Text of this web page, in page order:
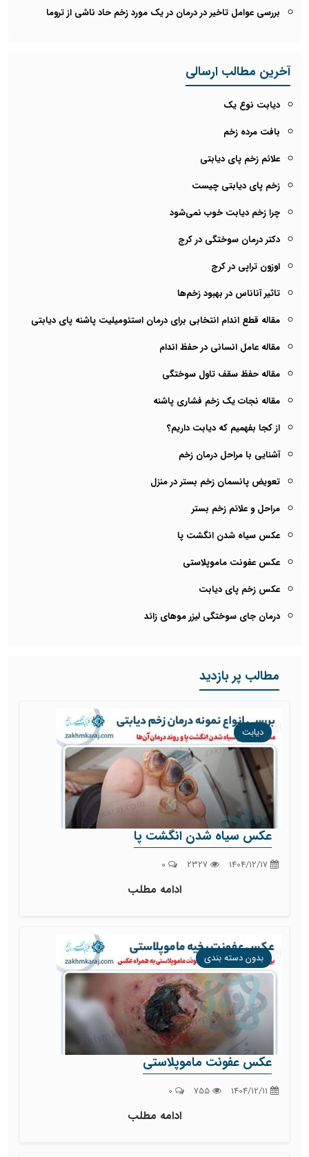
بررسی عوامل تاخیر در درمان در یک مورد زخم حاد ناشی از تروما
آخرین مطالب ارسالی
دیابت نوع یک
بافت مرده زخم
علائم زخم پای دیابتی
زخم پای دیابتی چیست
چرا زخم دیابت خوب نمی‌شود
دکتر درمان سوختگی در کرج
اوزون تراپی در کرج
تاثیر آناناس در بهبود زخم‌ها
مقاله قطع اندام انتخابی برای درمان استئومیلیت پاشنه پای دیابتی
مقاله عامل انسانی در حفظ اندام
مقاله حفظ سقف تاول سوختگی
مقاله نجات یک زخم فشاری پاشنه
از کجا بفهمیم که دیابت داریم؟
آشنایی با مراحل درمان زخم
تعویض پانسمان زخم بستر در منزل
مراحل و علائم زخم بستر
عکس سیاه شدن انگشت پا
عکس عفونت ماموپلاستی
عکس زخم پای دیابت
درمان جای سوختگی لیزر موهای زائد
مطالب پر بازدید
دیابت
عکس سیاه شدن انگشت پا
ادامه مطلب
بدون دسته بندی
عکس عفونت ماموپلاستی
ادامه مطلب